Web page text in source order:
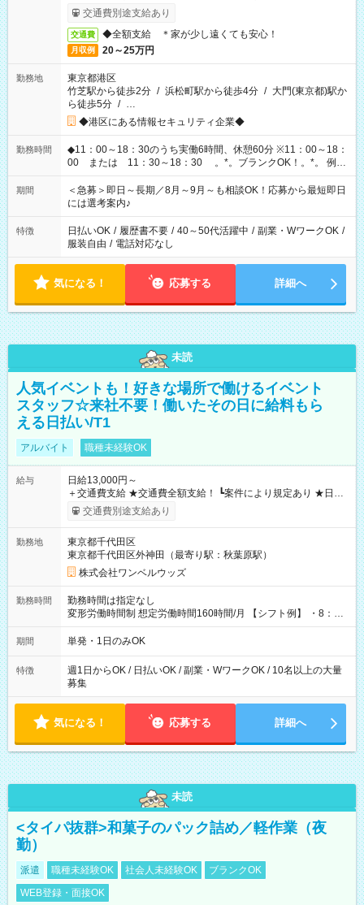
交通費別途支給あり
交通費 ◆全額支給 ＊家が少し遠くても安心！
月収例 20～25万円
勤務地
東京都港区
竹芝駅から徒歩2分 / 浜松町駅から徒歩4分 / 大門(東京都)駅か
ら徒歩5分 / …
◆港区にある情報セキュリティ企業◆
勤務時間
◆11：00～18：30のうち実働6時間、休憩60分 ※11：00～18：
00 または 11：30～18：30 。*。ブランクOK！。*。 例え
ば前職が、 在宅/財団法人/事務/コールセンター/受付/販売/カフェ
スタッフ スイーツ販売/ホテルフロント/化粧品販売/など 様々な
業界から入社して活躍されています♪
期間
＜急募＞即日～長期／8月～9月～も相談OK！応募から最短即日
には選考案内♪
特徴 日払いOK / 履歴書不要 / 40～50代活躍中 / 副業・WワークOK /
服装自由 / 電話対応なし
気になる！ 応募する 詳細へ
未読
人気イベントも！好きな場所で働けるイベント
スタッフ☆来社不要！働いたその日に給料もら
える日払い/T1
アルバイト 職種未経験OK
給与
日給13,000円～
＋交通費支給 ★交通費全額支給！ ┗案件により規定あり ★日払
いOK！（規定あり） ┗働いたその日に現金GET♪ お仕事後はコ
ンビニATMから 日払い分を引き落とせます！ 【試用期間】試
交通費別途支給あり
勤務地
東京都千代田区
東京都千代田区外神田（最寄り駅：秋葉原駅）
株式会社ワンベルウッズ
勤務時間
勤務時間は指定なし
変形労働時間制 想定労働時間160時間/月 【シフト例】 ・8：00
～21：00
期間 単発・1日のみOK
特徴
週1日からOK / 日払いOK / 副業・WワークOK / 10名以上の大量
募集
気になる！ 応募する 詳細へ
未読
<タイパ抜群>和菓子のパック詰め／軽作業（夜
勤）
派遣 職種未経験OK 社会人未経験OK
ブランクOK
WEB登録・面接OK